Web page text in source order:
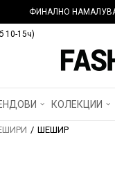
ФИНАЛНО
10-15ч)
КОЛЕКЦИИ
ШЕШИР